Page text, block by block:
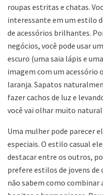
roupas estritas e chatas.
interessante em um estilo
de acessórios brilhantes.
negócios, você pode usar
escuro (uma saia lápis e
imagem com um acessório
laranja. Sapatos
fazer cachos de luz e
você vai olhar muito
Uma mulher pode parecer
especiais. O estilo casual
destacar entre os outros,
prefere estilos de jovens de
não sabem como combinar